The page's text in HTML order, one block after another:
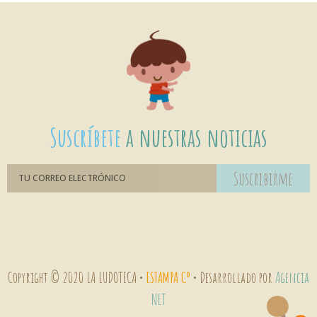
Suscríbetea nuestras noticias
Suscribirme
Copyright © 2020 LA LUDOTECA • ESTAMPA Cº • Desarrollado porAgencia
NET